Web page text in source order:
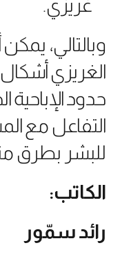
غريزي.
وبالتالي،
الغريزي
حدود الإباحية
التفاعل مع
للبشر بطرق
الكاتب:
رائد سمّور